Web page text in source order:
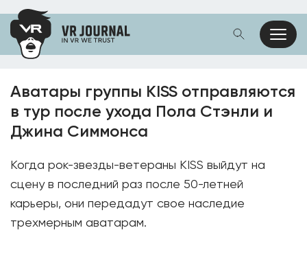
Аватары группы KISS отправляются
в тур после ухода Пола Стэнли и
Джина Симмонса
Когда рок-звезды-ветераны KISS выйдут на
сцену в последний раз после 50-летней
карьеры, они передадут свое наследие
трехмерным аватарам.